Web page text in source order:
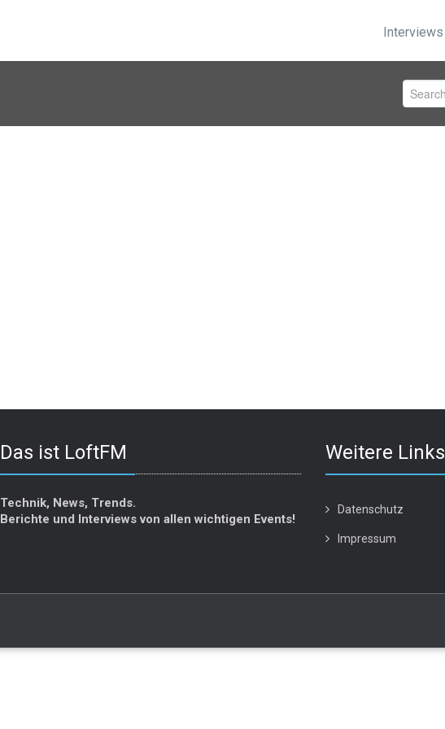
Interviews
Das ist LoftFM
Technik, News, Trends.
Berichte und Interviews von allen wichtigen Events!
Weitere Links
Datenschutz
Impressum